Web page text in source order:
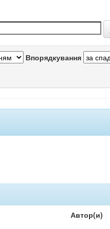
Впорядкування
Автор(и)